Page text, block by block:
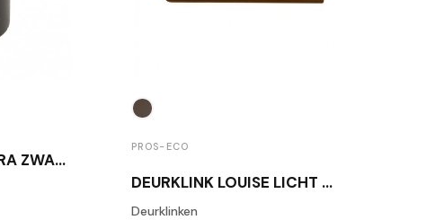
DEURSTOPPER BORA ZWART
PROS-ECO
DEURKLINK LOUISE LICHT BRONS
Deurklinken